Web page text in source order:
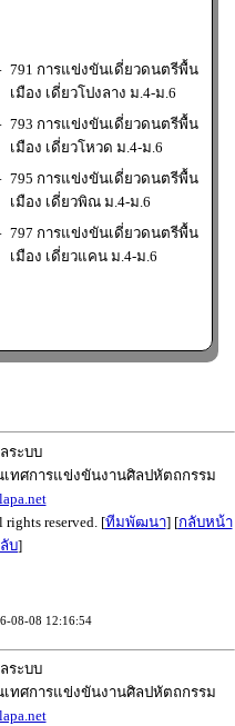
791 การแข่งขันเดี่ยวดนตรีพื้น
เมือง เดี่ยวโปงลาง ม.4-ม.6
793 การแข่งขันเดี่ยวดนตรีพื้น
เมือง เดี่ยวโหวด ม.4-ม.6
795 การแข่งขันเดี่ยวดนตรีพื้น
เมือง เดี่ยวพิณ ม.4-ม.6
797 การแข่งขันเดี่ยวดนตรีพื้น
เมือง เดี่ยวแคน ม.4-ม.6
ระบบ
ทศการแข่งขันงานศิลปหัตถกรรม
reserved. [ทีมพัฒนา] [กลับหน้า
บ]
08-08 12:16:54
ระบบ
ทศการแข่งขันงานศิลปหัตถกรรม